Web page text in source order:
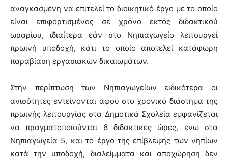
αναγκασμένη να επιτελεί το διοικητικό έργο με το οποίο
είναι επιφορτισμένος σε χρόνο εκτός διδακτικού
ωραρίου, ιδιαίτερα εάν στο Νηπιαγωγείο λειτουργεί
πρωινή υποδοχή, κάτι το οποίο αποτελεί κατάφωρη
παραβίαση εργασιακών δικαιωμάτων.
Στην περίπτωση των Νηπιαγωγείων ειδικότερα οι
ανισότητες εντείνονται αφού στο χρονικό διάστημα της
πρωινής λειτουργίας στα Δημοτικά Σχολεία εμφανίζεται
να πραγματοποιούνται 6 διδακτικές ώρες, ενώ στα
Νηπιαγωγεία 5, και το έργο της επίβλεψης των νηπίων
κατά την υποδοχή, διαλείμματα και αποχώρηση δεν